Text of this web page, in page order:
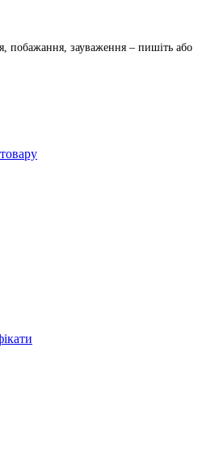
побажання, зауваження – пишіть або